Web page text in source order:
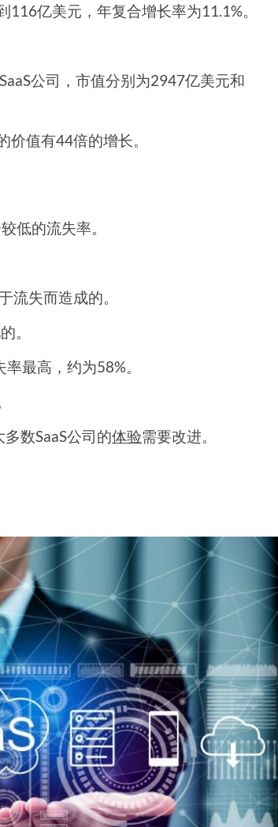
116亿美元，年复合增长率为11.1%。
公司，市值分别为2947亿美元和
价值有44倍的增长。
低的流失率。
流失而造成的。
。
最高，约为58%。
数SaaS公司的体验需要改进。